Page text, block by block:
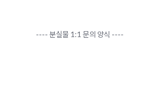
---- 분실물 1:1 문의 양식 ----